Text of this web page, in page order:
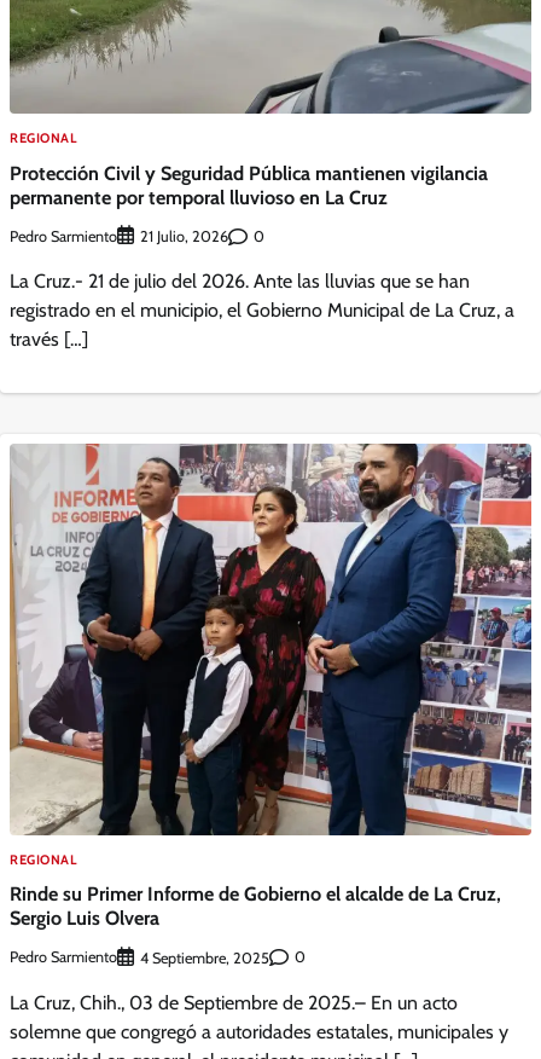
REGIONAL
Protección Civil y Seguridad Pública mantienen vigilancia
permanente por temporal lluvioso en La Cruz
Pedro Sarmiento 21 Julio, 2026 0
La Cruz.- 21 de julio del 2026. Ante las lluvias que se han
registrado en el municipio, el Gobierno Municipal de La Cruz, a
través […]
REGIONAL
Rinde su Primer Informe de Gobierno el alcalde de La Cruz,
Sergio Luis Olvera
Pedro Sarmiento 4 Septiembre, 2025 0
La Cruz, Chih., 03 de Septiembre de 2025.– En un acto
solemne que congregó a autoridades estatales, municipales y